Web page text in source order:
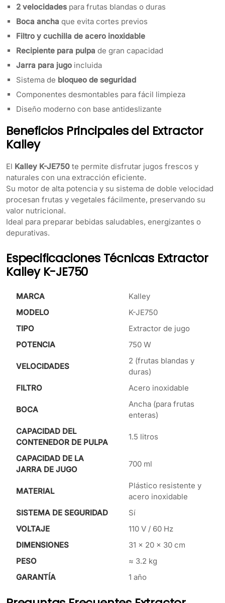
2 velocidades para frutas blandas o duras
Boca ancha que evita cortes previos
Filtro y cuchilla de acero inoxidable
Recipiente para pulpa de gran capacidad
Jarra para jugo incluida
Sistema de bloqueo de seguridad
Componentes desmontables para fácil limpieza
Diseño moderno con base antideslizante
Beneficios Principales del Extractor
Kalley
El Kalley K-JE750 te permite disfrutar jugos frescos y
naturales con una extracción eficiente.
Su motor de alta potencia y su sistema de doble velocidad
procesan frutas y vegetales fácilmente, preservando su
valor nutricional.
Ideal para preparar bebidas saludables, energizantes o
depurativas.
Especificaciones Técnicas Extractor
Kalley K-JE750
MARCA
Kalley
MODELO
K-JE750
TIPO
Extractor de jugo
POTENCIA
750 W
VELOCIDADES
2 (frutas blandas y
duras)
FILTRO
Acero inoxidable
BOCA
Ancha (para frutas
enteras)
CAPACIDAD DEL
CONTENEDOR DE PULPA
1.5 litros
CAPACIDAD DE LA
JARRA DE JUGO
700 ml
MATERIAL
Plástico resistente y
acero inoxidable
SISTEMA DE SEGURIDAD
Sí
VOLTAJE
110 V / 60 Hz
DIMENSIONES
31 × 20 × 30 cm
PESO
≈ 3.2 kg
GARANTÍA
1 año